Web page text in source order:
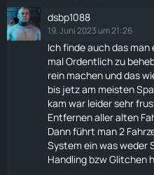
dsbp1088
19. Juni 2023 um 21:26
Ich finde auch das
mal Ordentlich zu
rein machen und das
bis jetz am meisten
kam war leider sehr
Entfernen aller alten
Dann führt man 2
System ein was weder
Handling bzw Glitchen